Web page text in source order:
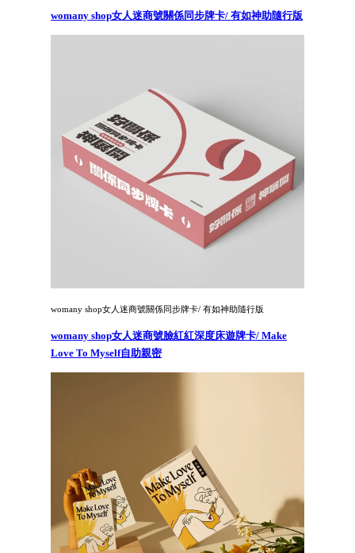
womany shop女人迷商號關係同步牌卡/ 有如神助隨行版
womany shop女人迷商號關係同步牌卡/ 有如神助隨行版
womany shop女人迷商號臉紅紅深度床遊牌卡/ Make
Love To Myself自助親密